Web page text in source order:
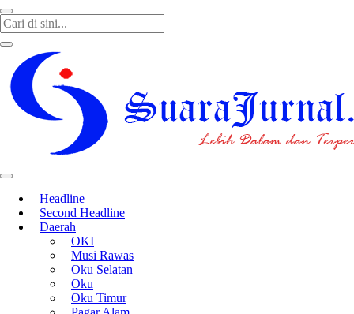
Headline
Second Headline
Daerah
OKI
Musi Rawas
Oku Selatan
Oku
Oku Timur